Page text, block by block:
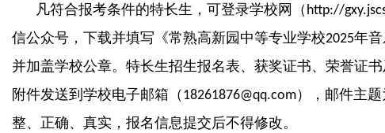
凡符合报考条件的特长生，可登录学校网（ http://
信公众号，下载并填写《常熟高新园中等专业学校2025年
并加盖学校公章。特长生招生报名表、获奖证书、荣誉证
附件发送到学校电子邮箱（ 18261876@qq.com），邮件主题
整、正确、真实，报名信息提交后不得修改。